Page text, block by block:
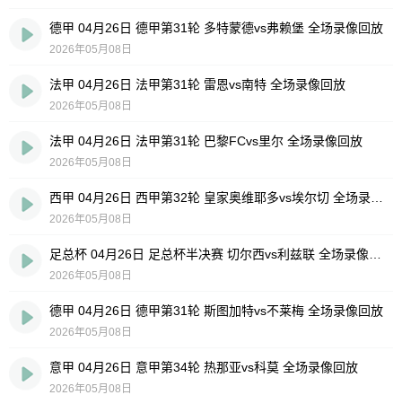
德甲 04月26日 德甲第31轮 多特蒙德vs弗赖堡 全场录像回放
2026年05月08日
法甲 04月26日 法甲第31轮 雷恩vs南特 全场录像回放
2026年05月08日
法甲 04月26日 法甲第31轮 巴黎FCvs里尔 全场录像回放
2026年05月08日
2026年05月08日
2026年05月08日
德甲 04月26日 德甲第31轮 斯图加特vs不莱梅 全场录像回放
2026年05月08日
意甲 04月26日 意甲第34轮 热那亚vs科莫 全场录像回放
2026年05月08日